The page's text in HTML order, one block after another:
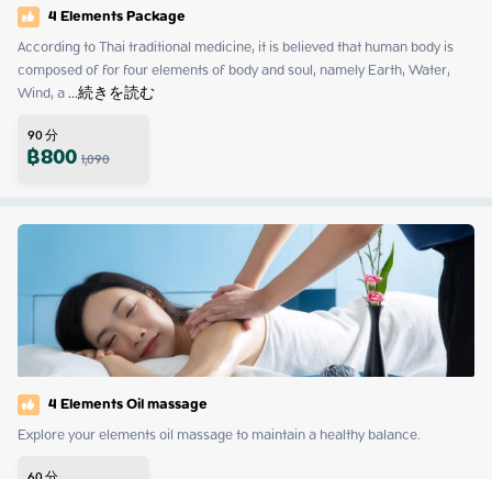
4 Elements Package
According to Thai traditional medicine, it is believed that human body is
composed of for four elements of body and soul, namely Earth, Water,
Wind, a ...続きを読む
90分
฿8001,090
4 Elements Oil massage
Explore your elements oil massage to maintain a healthy balance.